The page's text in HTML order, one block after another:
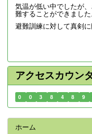
気温が低い中でしたが
難することができました
避難訓練に対して真剣に
アクセスカウン
0 0 3 8 4 8 9
ホーム